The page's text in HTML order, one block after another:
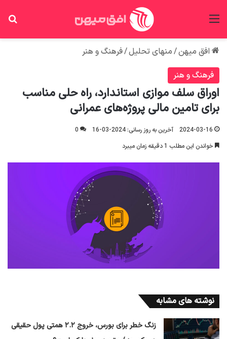
افق میهن/منهای تحلیل/فرهنگ و هنر
فرهنگ و هنر
اوراق سلف موازی استاندارد، راه حلی مناسب
برای تامین مالی پروژه‌های عمرانی
2024-03-16 آخرین به روز رسانی: 2024-03-16
0
خواندن این مطلب 1 دقیقه زمان میبرد
نوشته های مشابه
زنگ خطر برای بورس، خروج ۲.۲ همتی پول حقیقی